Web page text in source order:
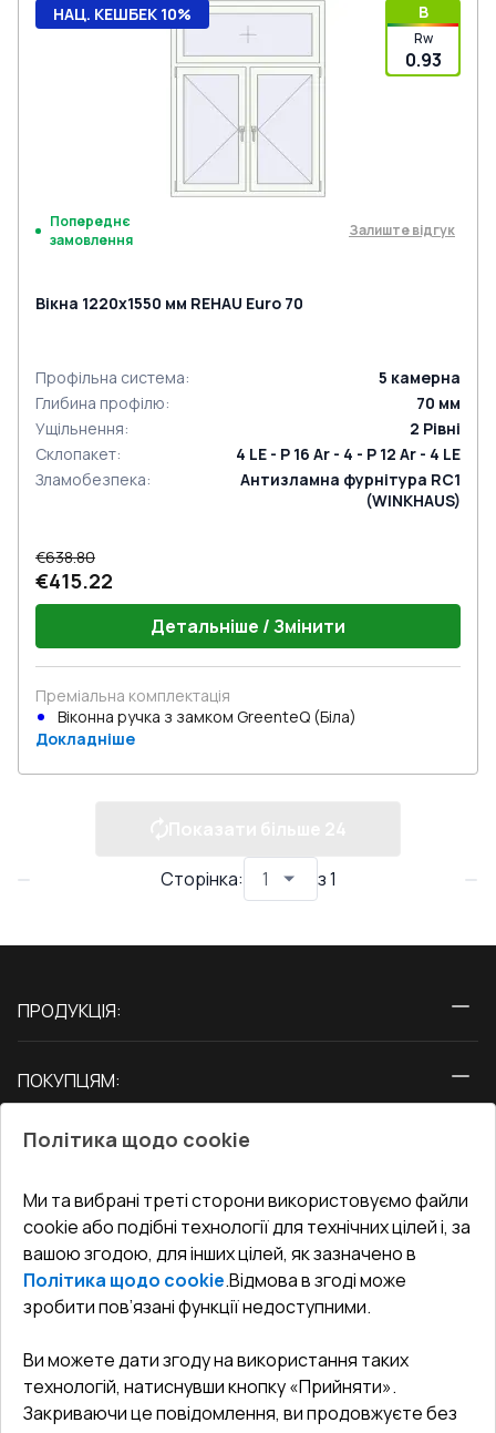
B
Rw
0.93
НАЦ. КЕШБЕК 10%
Попереднє
замовлення
Залиште відгук
Вікна 1220x1550 мм REHAU Euro 70
Профільна система: 5 камерна
Глибина профілю: 70 мм
Ущільнення: 2 Рівні
Склопакет:
4 LE - P 16 Ar - 4 - P 12 Ar - 4 LE
Зламобезпека:
Антизламна фурнітура RC1
(WINKHAUS)
€638.80
€415.22
Детальніше / Змінити
Преміальна комплектація
Віконна ручка з замком GreenteQ (Біла)
Докладніше
Сторінка: з1
ПРОДУКЦІЯ:
Двері
ПОКУПЦЯМ:
Блог
Адреса гіпермаркета
Як правильно заміряти вікна
СЕРВІС ТА ОБЛУГОВУВАННЯ:
Доставка і Оплата
Гарантія та Сервіс
Повернення товару
Договір публічної оферти
КОНТАКТИ
Офіс:Україна, м. Вінниця, вул. Келецька 60 кв. 61
undefined(undefined)
Політика щодо cookie
Ми та вибрані треті сторони використовуємо файли
cookie або подібні технології для технічних цілей і, за
вашою згодою, для інших цілей, як зазначено в
Політика щодо cookie.Відмова в згоді може
зробити пов’язані функції недоступними.
Ви можете дати згоду на використання таких
технологій, натиснувши кнопку «Прийняти».
Закриваючи це повідомлення, ви продовжуєте без